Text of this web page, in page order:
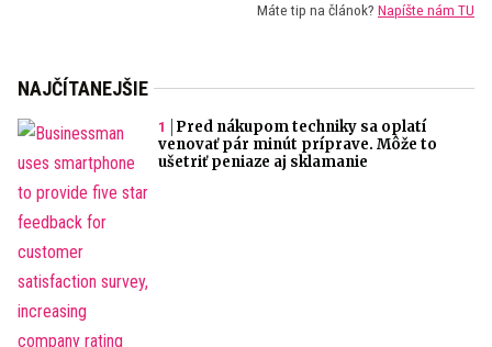
Máte tip na článok? Napíšte nám TU
NAJČÍTANEJŠIE
Pred nákupom techniky sa oplatí
venovať pár minút príprave. Môže to
ušetriť peniaze aj sklamanie